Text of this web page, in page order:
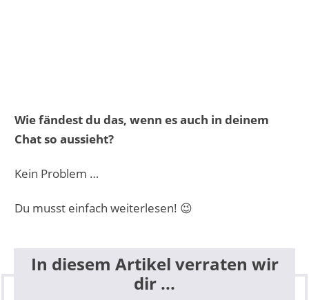
Wie fändest du das, wenn es auch in deinem
Chat so aussieht?
Kein Problem …
Du musst einfach weiterlesen! 😉
In diesem Artikel verraten wir
dir ...